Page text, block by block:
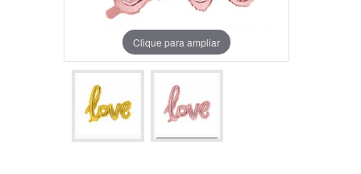
Clique para ampliar